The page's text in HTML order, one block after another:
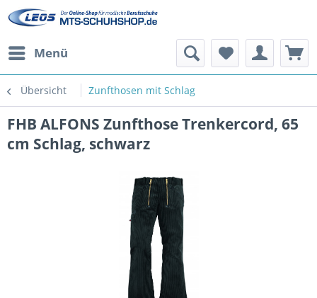
Menü
Übersicht Zunfthosen mit Schlag
FHB ALFONS Zunfthose Trenkercord, 65
cm Schlag, schwarz